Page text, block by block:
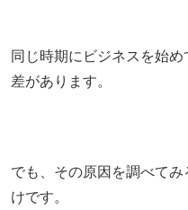
同じ時期にビジネスを始
差があります。
でも、その原因を調べて
けです。